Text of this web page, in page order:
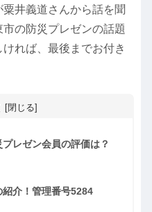
井義道さんから話を聞
の防災プレゼンの話題
れば、最後までお付き
レゼン会員の評価は？
介！管理番号5284